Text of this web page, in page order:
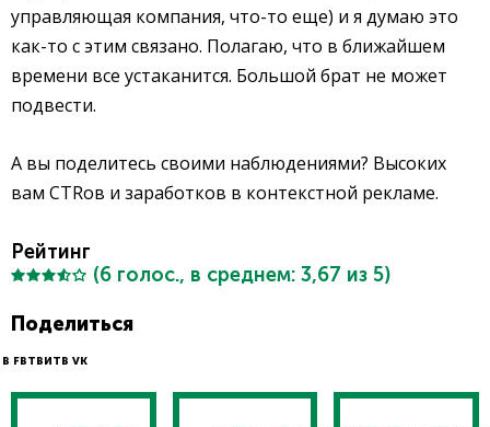
управляющая компания, что-то еще) и я думаю это
как-то с этим связано. Полагаю, что в ближайшем
времени все устаканится. Большой брат не может
подвести.
А вы поделитесь своими наблюдениями? Высоких
вам CTRов и заработков в контекстной рекламе.
Рейтинг
(6 голос., в среднем: 3,67 из 5)
Поделиться
В FBТВИТВ VK